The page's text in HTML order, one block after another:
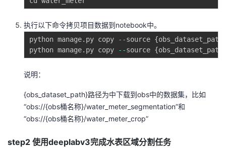
执行以下命令拷贝项目数据到notebook中。
python manage. py copy - -source {obs_dataset_path
python manage. py copy - -source {obs_dataset_path
说明：
{obs_dataset_path}路径为中下载到obs中的数据集，比如
“obs://{obs桶名称}/water_meter_segmentation”和
“obs://{obs桶名称}/water_meter_crop”
step2 使用deeplabv3完成水表区域分割任务